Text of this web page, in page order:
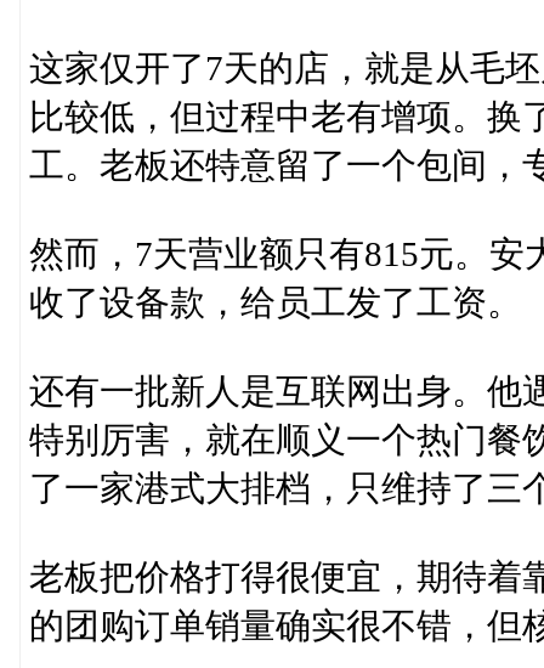
这家仅开了7天的店，就是从毛
比较低，但过程中老有增项。换
工。老板还特意留了一个包间，
然而，7天营业额只有815元。
收了设备款，给员工发了工资。
还有一批新人是互联网出身。他
特别厉害，就在顺义一个热门餐
了一家港式大排档，只维持了三
老板把价格打得很便宜，期待着
的团购订单销量确实很不错，但